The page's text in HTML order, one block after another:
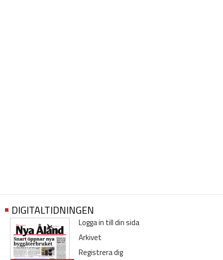
DIGITALTIDNINGEN
Logga in till din sida
Arkivet
Registrera dig